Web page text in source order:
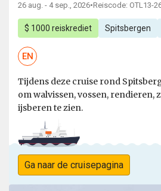
26 aug. - 4 sep., 2026•Reiscode: OTL13-
$ 1000 reiskrediet Spitsbergen
EN
Tijdens deze cruise rond
om walvissen, vossen, rendieren,
ijsberen te zien.
Ga naar de cruisepagina